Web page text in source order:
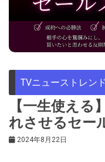
TVニューストレンド
【一生使える
れさせるセー
2024年8月22日